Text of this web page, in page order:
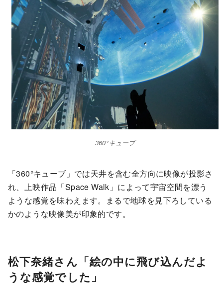
360°キューブ
「360°キューブ」では天井を含む全方向に映像が投影さ
れ、上映作品「Space Walk」によって宇宙空間を漂う
ような感覚を味わえます。まるで地球を見下ろしている
かのような映像美が印象的です。
松下奈緒さん「絵の中に飛び込んだよ
うな感覚でした」